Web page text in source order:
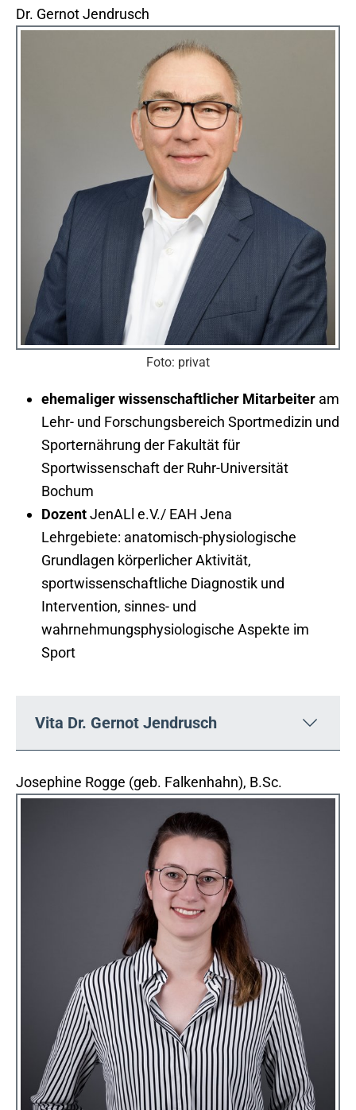
Dr. Gernot Jendrusch
Foto: privat
ehemaliger wissenschaftlicher Mitarbeiter am
Lehr- und Forschungsbereich Sportmedizin und
Sporternährung der Fakultät für
Sportwissenschaft der Ruhr-Universität
Bochum
DozentJenALl e.V./ EAH Jena
Lehrgebiete: anatomisch-physiologische
Grundlagen körperlicher Aktivität,
sportwissenschaftliche Diagnostik und
Intervention, sinnes- und
wahrnehmungsphysiologische Aspekte im
Sport
Vita Dr. Gernot Jendrusch
Josephine Rogge (geb. Falkenhahn), B.Sc.